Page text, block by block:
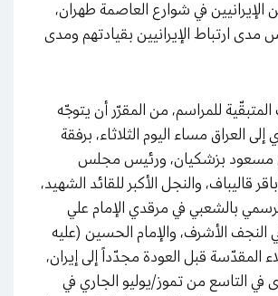
في شوارع العاصمة طهران،
ارتباط الإيرانيين بقيادتهم ومدى
للمراسم، من المقرّر أن يتوجّه
إلى العراق مساء اليوم الثلاثاء، برفقة
مسعود بزشكيان، ورئيس مجلس
قاليباف، والنجل الأكبر للقائد الشهيد،
بالشعبي في مرقدي الإمام علي
النجف الأشرف، والإمام الحسين (عليه
المقدّسة قبل العودة مجدّداً إلى إيران،
في التاسع من تموز/يوليو الجاري في